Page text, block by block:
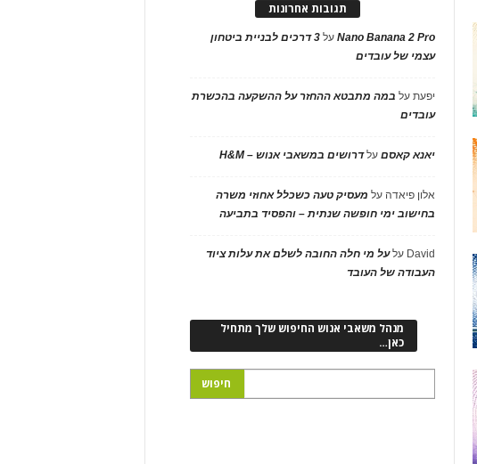
תגובות אחרונות
Nano Banana 2 Proעל
3 דרכים לבניית ביטחון
עצמי של עובדים
יפעתעל במה מתבטא ההחזר על ההשקעה בהכשרת
עובדים
יאנא קאסםעלדרושים במשאבי אנוש – H&M
אלון פיאדה על מעסיק טעה כשכלל אחוזי משרה
בחישוב ימי חופשה שנתית – והפסיד בתביעה
David עלעל מי חלה החובה לשלם את עלות ציוד
העבודה של העובד
מנהל משאבי אנוש החיפוש שלך מתחיל
כאן…